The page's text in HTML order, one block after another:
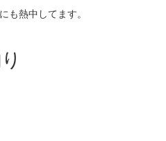
も熱中してます。